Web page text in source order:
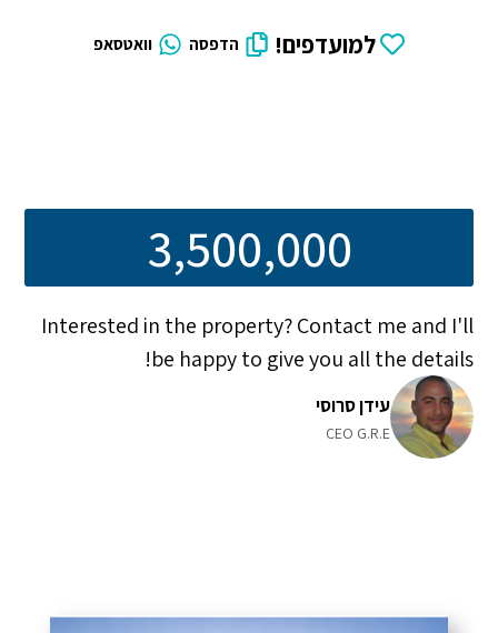
למועדפים! הדפסה וואטסאפ
3,500,000
Interested in the property? Contact me and I'll
be happy to give you all the details!
עידן סרוסי
CEO G.R.E